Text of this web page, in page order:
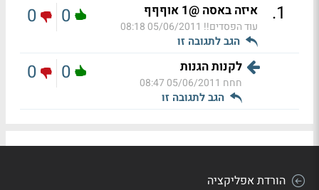
1
. איזה באסה @1 אוףףף
עוד הפסדים!! 05/06/2011 08:18
הגב לתגובה זו
0
0
לקנות הגנות
חחח 05/06/2011 08:47
הגב לתגובה זו
0
0
הורדת אפליקציה